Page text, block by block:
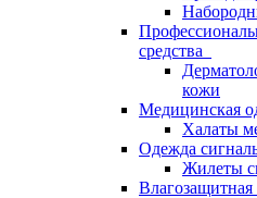
средства
кожи
Медицинская
Халаты
Одежда
Жилеты